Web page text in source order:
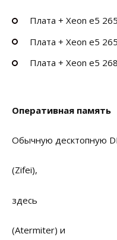
Плата + Xeon e5
Плата + Xeon e5
Плата + Xeon e5
Оперативная память
Обычную десктопную
(Zifei),
здесь
(Atermiter) и